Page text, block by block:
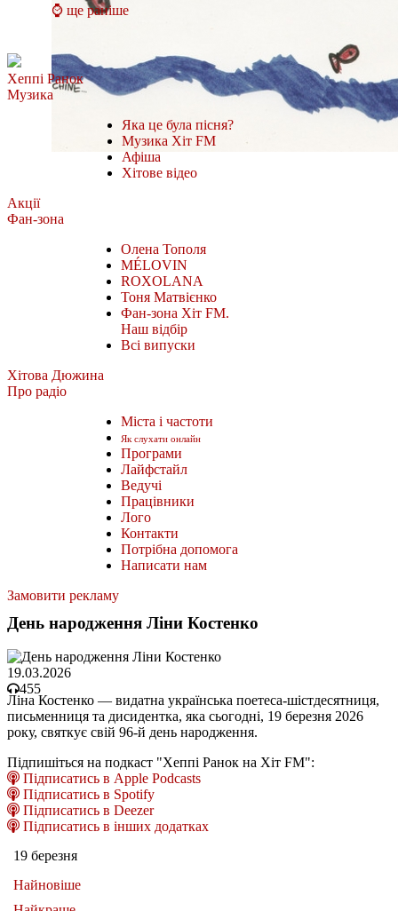
⌚ ще раніше
Хеппі Ранок
Музика
Яка це була пісня?
Музика Хіт FM
Афіша
Хітове відео
Акції
Фан-зона
Олена Тополя
MÉLOVIN
ROXOLANA
Тоня Матвієнко
Фан-зона Хіт FM.
Наш відбір
Всі випуски
Хітова Дюжина
Про радіо
Міста і частоти
Як слухати онлайн
Програми
Лайфстайл
Ведучі
Працівники
Лого
Контакти
Потрібна допомога
Написати нам
Замовити рекламу
День народження Ліни Костенко
19.03.2026
455
Ліна Костенко — видатна українська поетеса-шістдесятниця,
письменниця та дисидентка, яка сьогодні, 19 березня 2026
року, святкує свій 96-й день народження.
Підпишіться на подкаст "Хеппі Ранок на Хіт FM":
Підписатись в Apple Podcasts
Підписатись в Spotify
Підписатись в Deezer
Підписатись в інших додатках
19 березня
Найновіше